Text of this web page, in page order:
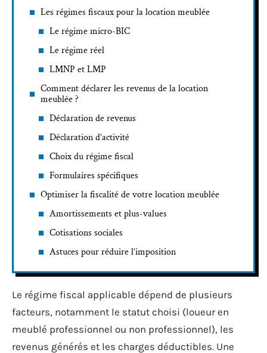
Les régimes fiscaux pour la location meublée
Le régime micro-BIC
Le régime réel
LMNP et LMP
Comment déclarer les revenus de la location
meublée ?
Déclaration de revenus
Déclaration d’activité
Choix du régime fiscal
Formulaires spécifiques
Optimiser la fiscalité de votre location meublée
Amortissements et plus-values
Cotisations sociales
Astuces pour réduire l’imposition
Le régime fiscal applicable dépend de plusieurs
facteurs, notamment le statut choisi (loueur en
meublé professionnel ou non professionnel), les
revenus générés et les charges déductibles. Une